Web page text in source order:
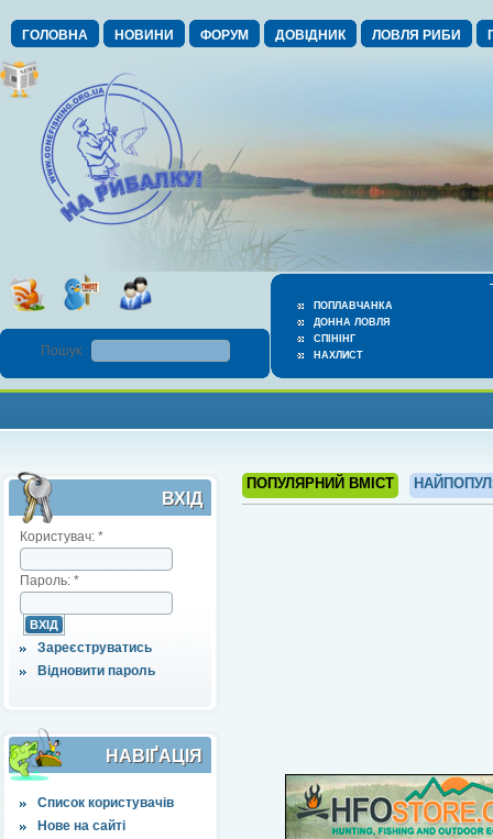
ГОЛОВНА НОВИНИ ФОРУМ ДОВІДНИК ЛОВЛЯ РИБИ
ПОПЛАВЧАНКА
ДОННА ЛОВЛЯ
СПІНІНГ
НАХЛИСТ
Пошук :
ВХІД
Користувач: *
Пароль: *
Зареєструватись
Відновити пароль
НАВІҐАЦІЯ
Список користувачів
Нове на сайті
ПОПУЛЯРНИЙ ВМІСТ